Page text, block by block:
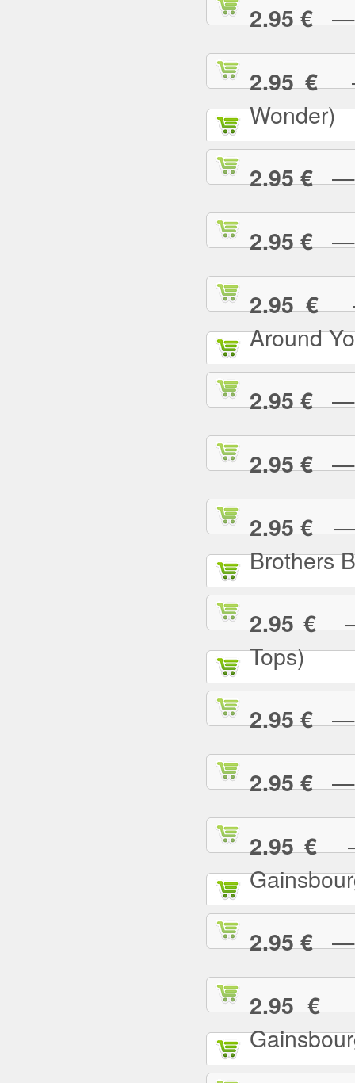
2.95 €— I
2.95 €—
Wonder)
2.95 €—
2.95 €—
2.95 €—
Around
2.95 €—
2.95 €—
2.95 €—
Brothers
2.95 €—
Tops)
2.95 €—
2.95 €—
2.95 €—
2.95 €—
2.95 €—